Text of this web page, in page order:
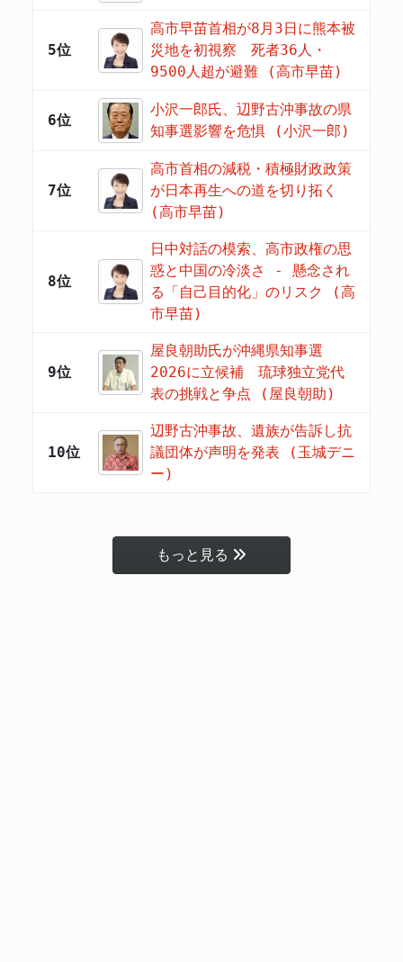
5位
高市早苗首相が8月3日に熊本被
災地を初視察 死者36人・
9500人超が避難 (高市早苗)
6位
小沢一郎氏、辺野古沖事故の県
知事選影響を危惧 (小沢一郎)
7位
高市首相の減税・積極財政政策
が日本再生への道を切り拓く
(高市早苗)
8位
日中対話の模索、高市政権の思
惑と中国の冷淡さ - 懸念され
る「自己目的化」のリスク (高
市早苗)
9位
屋良朝助氏が沖縄県知事選
2026に立候補 琉球独立党代
表の挑戦と争点 (屋良朝助)
10位
辺野古沖事故、遺族が告訴し抗
議団体が声明を発表 (玉城デニ
ー)
もっと見る